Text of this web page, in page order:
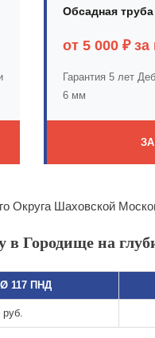
Обсадная
от 5 000 ₽ за
Гарантия 5 лет
6 мм
Округа Шаховской
в Городище на
117 ПНД